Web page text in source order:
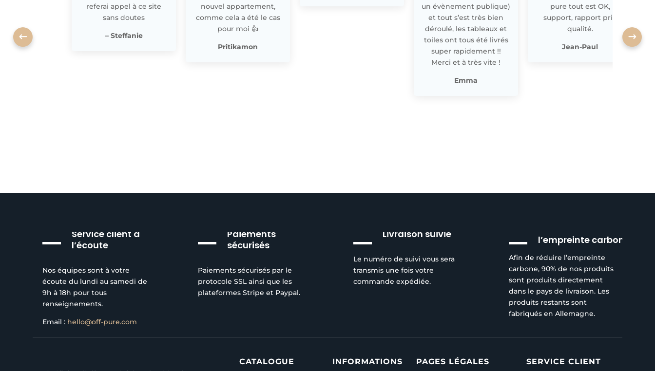
referai appel à ce site
sans doutes
– Steffanie
nouvel appartement,
comme cela a été le cas
pour moi 👍
Pritikamon
un évènement publique)
et tout s’est très bien
déroulé, les tableaux et
toiles ont tous été livrés
super rapidement !!
Merci et à très vite !
Emma
pure tout est OK,
support, rapport prix
qualité.
Jean-Paul
Service client à
l’écoute
Nos équipes sont à votre
écoute du lundi au samedi de
9h à 18h pour tous
renseignements.
Email : hello@off-pure.com
Paiements
sécurisés
Paiements sécurisés par le
protocole SSL ainsi que les
plateformes Stripe et Paypal.
Livraison suivie
Le numéro de suivi vous sera
transmis une fois votre
commande expédiée.
l’empreinte carbone
Afin de réduire l’empreinte
carbone, 90% de nos produits
sont produits directement
dans le pays de livraison. Les
produits restants sont
fabriqués en Allemagne.
CATALOGUE INFORMATIONS PAGES LÉGALES SERVICE CLIENT